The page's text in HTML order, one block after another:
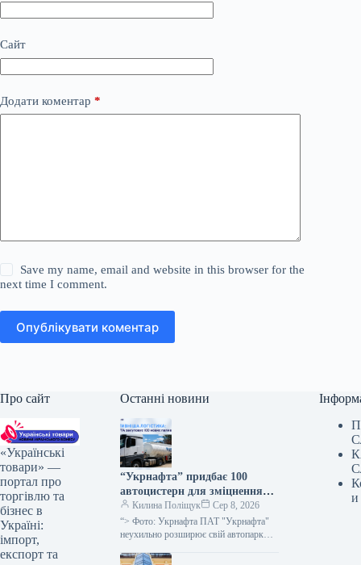
Сайт
Додати коментар *
Save my name, email and website in this browser for the
next time I comment.
Опублікувати коментар
Про сайт
«Українські
товари» —
портал про
торгівлю та
бізнес в
Україні:
імпорт,
експорт та
Останні новини
“Укрнафта” придбає 100
автоцистерн для зміцнення
безпеки доставки палива
Килина Поліщук
Сер 8, 2026
“> Фото: Укрнафта ПАТ "Укрнафта"
неухильно розширює свій автопарк
забезпечення пальним по всій території
и